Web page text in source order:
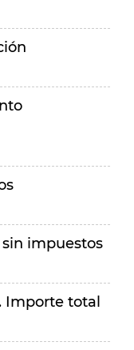
impuestos
Importe total